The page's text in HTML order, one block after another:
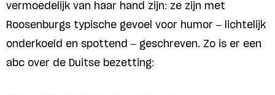
vermoedelijk van haar hand zijn: ze zijn met
Roosenburgs typische gevoel voor humor – lichtelijk
onderkoeld en spottend – geschreven. Zo is er een
abc over de Duitse bezetting: